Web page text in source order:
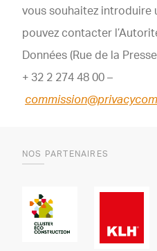
vous souhaitez introduire
pouvez contacter
Données (Rue de la
+ 32 2 274 48 00 –
NOS PARTENAIRES